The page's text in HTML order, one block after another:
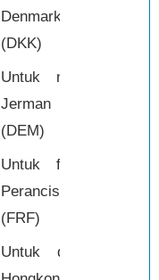
Denmark
(DKK)
Untuk mark
Jerman
(DEM)
Untuk franc
Perancis
(FRF)
Untuk dolar